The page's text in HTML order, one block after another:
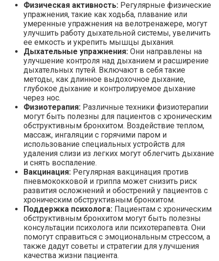
Физическая активность: Регулярные физические
упражнения, такие как ходьба, плавание или
умеренные упражнения на велотренажере, могут
улучшить работу дыхательной системы, увеличить
ее емкость и укрепить мышцы дыхания.
Дыхательные упражнения: Они направлены на
улучшение контроля над дыханием и расширение
дыхательных путей. Включают в себя такие
методы, как длинное выдохочное дыхание,
глубокое дыхание и контролируемое дыхание
через нос.
Физиотерапия: Различные техники физиотерапии
могут быть полезны для пациентов с хроническим
обструктивным бронхитом. Воздействие теплом,
массаж, ингаляции с горячими паром и
использование специальных устройств для
удаления слизи из легких могут облегчить дыхание
и снять воспаление.
Вакцинация: Регулярная вакцинация против
пневмококковой и гриппа может снизить риск
развития осложнений и обострений у пациентов с
хроническим обструктивным бронхитом.
Поддержка психолога: Пациентам с хроническим
обструктивным бронхитом могут быть полезны
консультации психолога или психотерапевта. Они
помогут справиться с эмоциональным стрессом, а
также дадут советы и стратегии для улучшения
качества жизни пациента.